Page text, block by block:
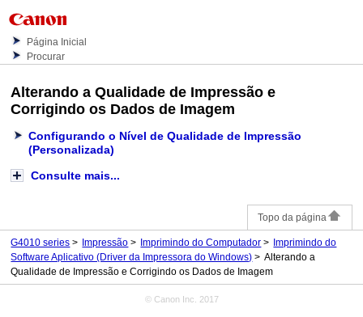
Página Inicial
Procurar
Alterando a Qualidade de Impressão e
Corrigindo os Dados de Imagem
Configurando o Nível de Qualidade de Impressão
(Personalizada)
Consulte mais...
Topo da página
G4010 series Impressão Imprimindo do Computador
Imprimindo do
Software Aplicativo (Driver da Impressora do Windows)
Alterando a
Qualidade de Impressão e Corrigindo os Dados de Imagem
© Canon Inc. 2017